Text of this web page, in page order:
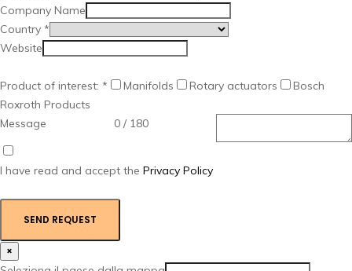
Company Name
Country *
Website
Product of interest: * Manifolds Rotary actuators
Bosch
Roxroth Products
Message
0 / 180
I have read and accept the Privacy Policy
SEND REQUEST
×